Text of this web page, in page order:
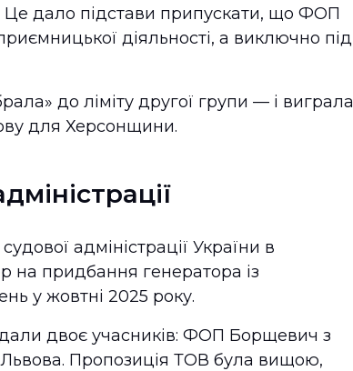
Це дало підстави припускати, що ФОП
діяльності, а виключно під
до ліміту другої групи — і виграла
для Херсонщини.
адміністрації України в
на придбання генератора із
у жовтні 2025 року.
двоє учасників: ФОП Борщевич з
Львова. Пропозиція ТОВ була вищою,